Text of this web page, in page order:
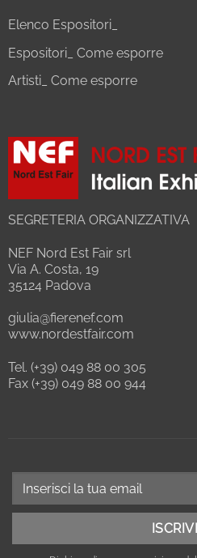
Elenco Espositori_
Espositori_ Come esporre
Artisti_ Come esporre
SEGRETERIA ORGANIZZATIVA
NEF Nord Est Fair srl
Via A. Costa, 19
35124 Padova
giulia@fierenef.com
www.nordestfair.com
Tel. (+39) 049 88 00 305
Fax (+39) 049 88 00 944